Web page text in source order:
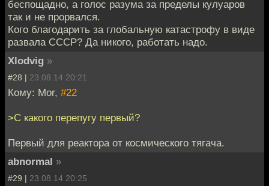
беспощадно, а голос разума за пределы кулуаров
так и не прорвался.
Кого благодарить за глобальную катастрофу в виде
развала СССР? Да никого, работать надо.
Xlodvig »
#28 | 23.08.14 20:21
Кому: Mor, #22
>С какого перепугу первый?
Первый для реактора от космического тягача.
abnormal »
#29 | 23.08.14 20:25